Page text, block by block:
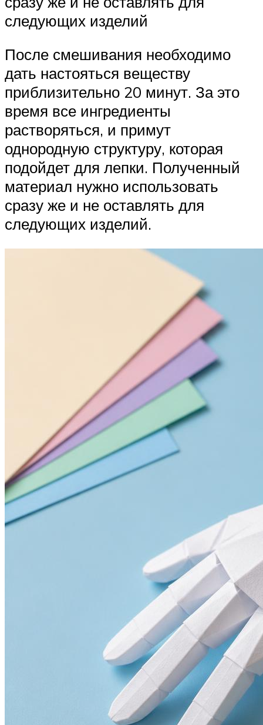
следующих изделий
После смешивания необходимо
дать настояться веществу
приблизительно 20 минут. За это
время все ингредиенты
растворяться, и примут
однородную структуру, которая
подойдет для лепки. Полученный
материал нужно использовать
сразу же и не оставлять для
следующих изделий.